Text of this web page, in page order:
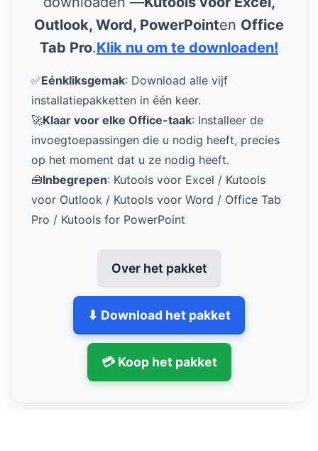
Outlook, Word, PowerPointen Office
Tab Pro.Klik nu om te downloaden!
✅Eénkliksgemak: Download alle vijf
installatiepakketten in één keer.
🚀Klaar voor elke Office-taak: Installeer de
invoegtoepassingen die u nodig heeft, precies
op het moment dat u ze nodig heeft.
🧰Inbegrepen: Kutools voor Excel / Kutools
voor Outlook / Kutools voor Word / Office Tab
Pro / Kutools for PowerPoint
Over het pakket
⬇ Download het pakket
💳 Koop het pakket